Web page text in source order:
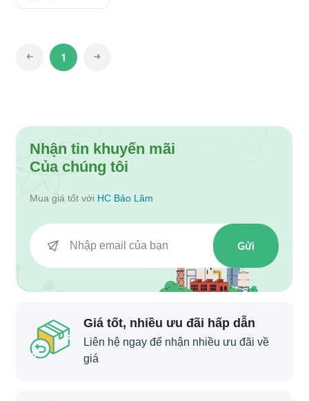
1
Nhận tin khuyến mãi
Của chúng tôi
Mua giá tốt với HC Bảo Lâm
Gửi
Giá tốt, nhiều ưu đãi hấp dẫn
Liên hệ ngay để nhận nhiều ưu đãi về
giá